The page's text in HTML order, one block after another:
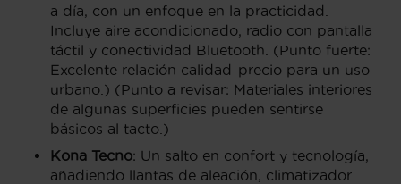
a día, con un enfoque en la practicidad.
Incluye aire acondicionado, radio con pantalla
táctil y conectividad Bluetooth. (Punto fuerte:
Excelente relación calidad-precio para un uso
urbano.) (Punto a revisar: Materiales interiores
de algunas superficies pueden sentirse
básicos al tacto.)
Kona Tecno: Un salto en confort y tecnología,
añadiendo llantas de aleación, climatizador